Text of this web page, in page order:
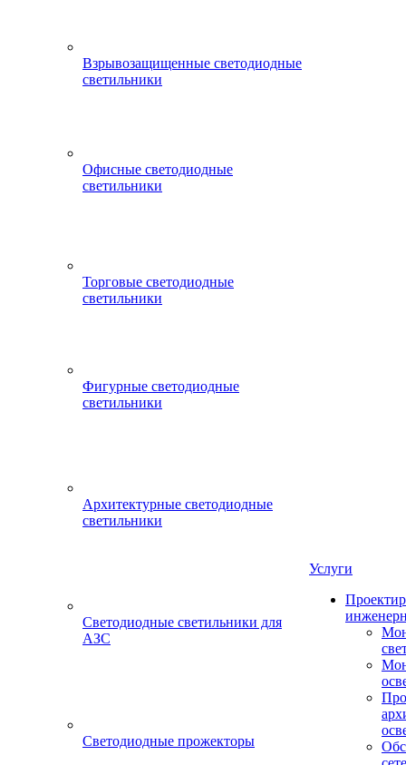
Взрывозащищенные светодиодные
светильники
Офисные светодиодные
светильники
Торговые светодиодные
светильники
Фигурные светодиодные
светильники
Архитектурные светодиодные
светильники
Светодиодные светильники для
АЗС
Светодиодные прожекторы
Услуги